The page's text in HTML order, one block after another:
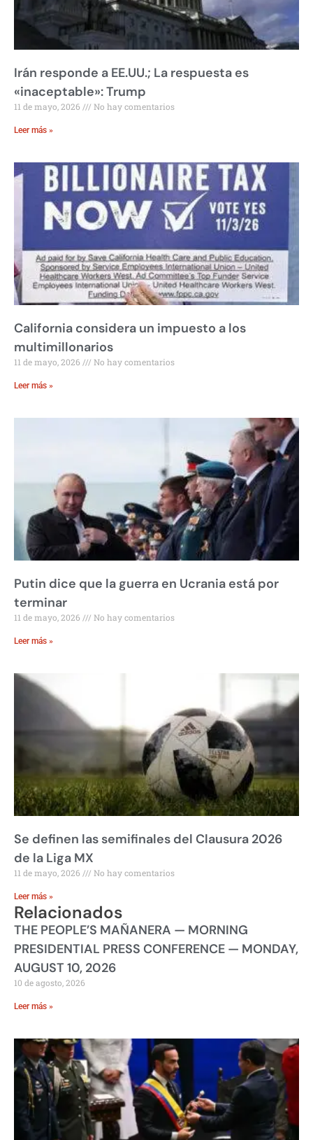
Irán responde a EE.UU.; La respuesta es
«inaceptable»: Trump
11 de mayo, 2026 No hay comentarios
Leer más »
California considera un impuesto a los
multimillonarios
11 de mayo, 2026 No hay comentarios
Leer más »
Putin dice que la guerra en Ucrania está por
terminar
11 de mayo, 2026 No hay comentarios
Leer más »
Se definen las semifinales del Clausura 2026
de la Liga MX
11 de mayo, 2026 No hay comentarios
Leer más »
Relacionados
THE PEOPLE’S MAÑANERA — MORNING
PRESIDENTIAL PRESS CONFERENCE — MONDAY,
AUGUST 10, 2026
10 de agosto, 2026
Leer más »